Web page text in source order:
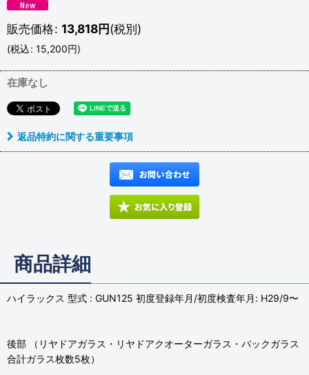
販売価格: 13,818円(税別)
(税込: 15,200円)
在庫なし
返品特約に関する重要事項
商品詳細
ハイラックス 型式 : GUN125 初度登録年月/初度検査年月: H29/9〜
後部 （リヤドアガラス・リヤドアクオーターガラス・バックガラス
合計ガラス枚数5枚）